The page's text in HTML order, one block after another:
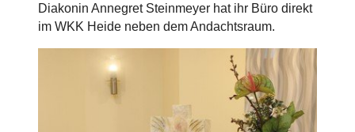
Diakonin Annegret Steinmeyer hat ihr Büro direkt
im WKK Heide neben dem Andachtsraum.